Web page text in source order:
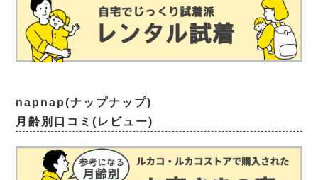
napnap(ナップナップ)
月齢別口コミ(レビュー)